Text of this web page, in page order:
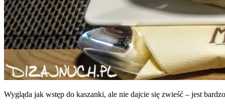
Wyglą­da jak wstęp do kaszan­ki, ale nie daj­cie się zwieść – jest